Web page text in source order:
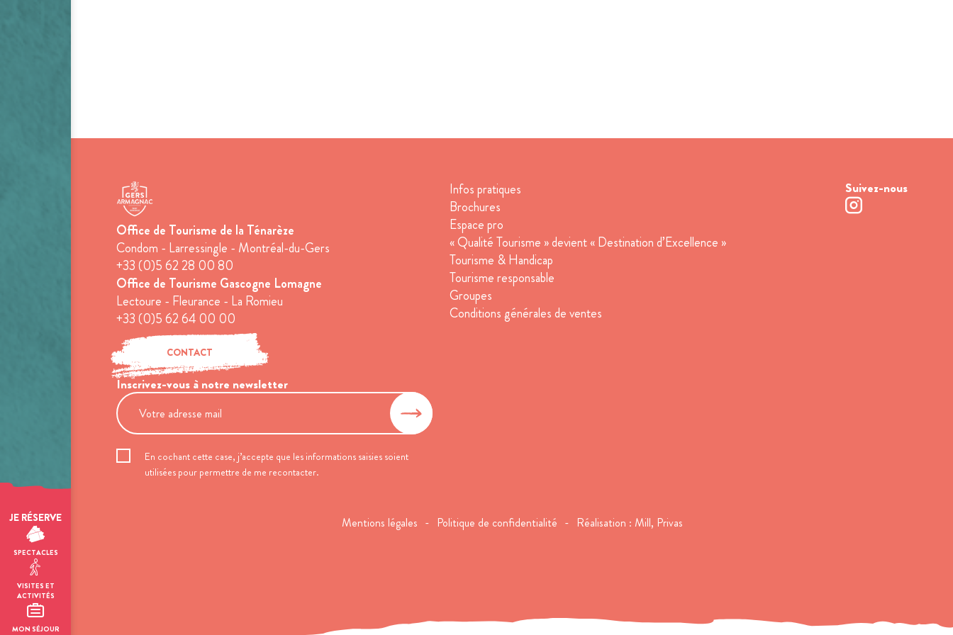
JE RÉSERVE
SPECTACLES
VISITES ET
ACTIVITÉS
MON SÉJOUR
Office de Tourisme de la Ténarèze
Condom - Larressingle - Montréal-du-Gers
+33 (0)5 62 28 00 80
Office de Tourisme Gascogne Lomagne
Lectoure - Fleurance - La Romieu
+33 (0)5 62 64 00 00
CONTACT
Infos pratiques
Brochures
Espace pro
« Qualité Tourisme » devient « Destination d’Excellence »
Tourisme & Handicap
Tourisme responsable
Groupes
Conditions générales de ventes
Suivez-nous
Inscrivez-vous à notre newsletter
En cochant cette case, j’accepte que les informations saisies soient
utilisées pour permettre de me recontacter.
Mentions légales Politique de confidentialité Réalisation : Mill, Privas